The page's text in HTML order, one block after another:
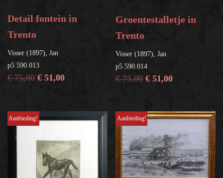
Detail fontein in
Trento
Visser (1897), Jan
p5 590.013
€75,00 € 51,00
Groentestalletje in
Trento
Visser (1897), Jan
p5 590.014
€75,00 € 51,00
Aanbieding! Aanbieding!